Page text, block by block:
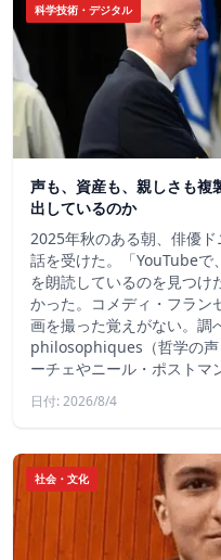
科学技術・デジタル
声も、資産も、親しさも複
出しているのか
2025年秋のある朝、俳優
話を受けた。「YouTubeで
を朗読しているのを見つけ
かった。コメディ・フラン
画を撮った覚えがない。調
philosophiques（哲学の声
ーチェやニール・ポスト
日付: 2026/8/4
社会・文化